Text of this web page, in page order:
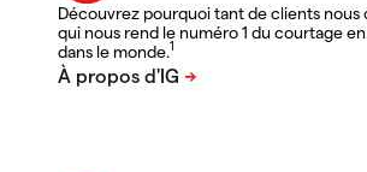
Découvrez pourquoi tant de clients nous
qui nous rend le numéro 1 du courtage
dans le monde.1